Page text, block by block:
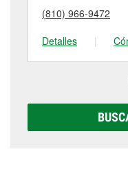
Contacta o visita la
información.
(810) 966-9472
Detalles
|